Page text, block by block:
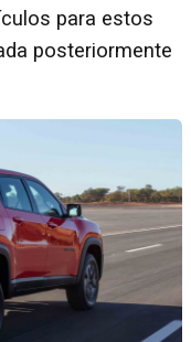
para estos
posteriormente